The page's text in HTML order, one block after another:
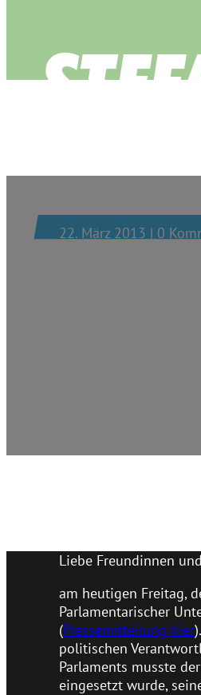
22. März 2013 | 0
Liebe Freundinnen
am heutigen Freitag,
Parlamentarischer
(Pressemitteilung hier
politischen
Parlaments musste
eingesetzt wurde,